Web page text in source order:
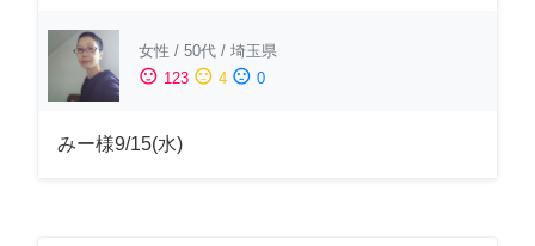
女性 / 50代 / 埼玉県
sentiment_satisfied 123 sentiment_neutral 4 sentiment_dissatisfied 0
みー様9/15(水)